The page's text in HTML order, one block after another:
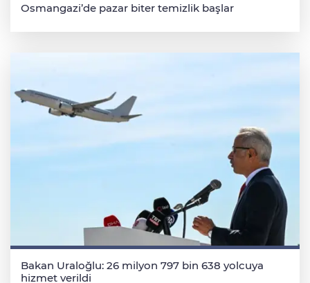
Osmangazi’de pazar biter temizlik başlar
Bakan Uraloğlu: 26 milyon 797 bin 638 yolcuya
hizmet verildi